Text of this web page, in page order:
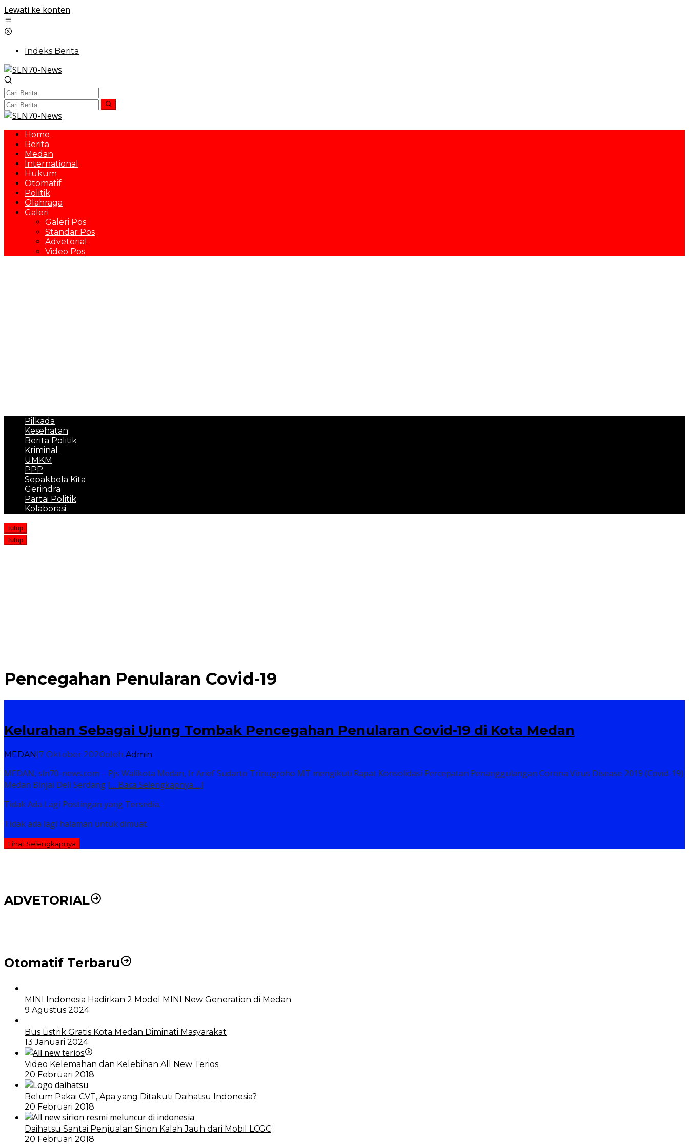
Lewati ke konten
Indeks Berita
Home
Berita
Medan
International
Hukum
Otomatif
Politik
Olahraga
Galeri
Galeri Pos
Standar Pos
Advetorial
Video Pos
Pilkada
Kesehatan
Berita Politik
Kriminal
UMKM
PPP
Sepakbola Kita
Gerindra
Partai Politik
Kolaborasi
tutup
tutup
Pencegahan Penularan Covid-19
Kelurahan Sebagai Ujung Tombak Pencegahan Penularan Covid-19 di Kota Medan
MEDAN 7 Oktober 2020oleh Admin
MEDAN, sln70-news.com – Pjs Walikota Medan, Ir Arief Sudarto Trinugroho MT mengikuti Rapat Konsolidasi Percepatan Penanggulangan Corona Virus Disease 2019 (Covid-19)
Medan Binjai Deli Serdang [… Baca Selengkapnya …]
Tidak Ada Lagi Postingan yang Tersedia.
Tidak ada lagi halaman untuk dimuat.
Lihat Selengkapnya
ADVETORIAL
Otomatif Terbaru
MINI Indonesia Hadirkan 2 Model MINI New Generation di Medan
9 Agustus 2024
Bus Listrik Gratis Kota Medan Diminati Masyarakat
13 Januari 2024
Video Kelemahan dan Kelebihan All New Terios
20 Februari 2018
Belum Pakai CVT, Apa yang Ditakuti Daihatsu Indonesia?
20 Februari 2018
Daihatsu Santai Penjualan Sirion Kalah Jauh dari Mobil LCGC
20 Februari 2018